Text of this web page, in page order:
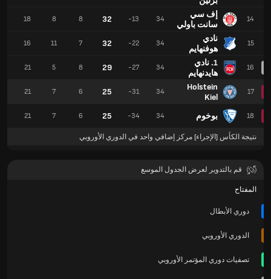
14
إف سي
سانت باولي
15
نادي
هوفنهايم
16
1. نادي
هايدنهايم
17
Holstein
Kiel
18 بوخوم
34
-13
32
8
8
18
34
-22
32
7
11
16
34
-27
29
8
5
21
34
-31
25
6
7
21
34
-34
25
6
7
21
نتيجة الكأس [الإجراء] مركز إضافي واحد في الدوري الأوروبي
قم بالتدوير لعرض الجدول الموسع
المفتاح
دوري الأبطال
الدوري الأوروبي
تصفيات دوري المؤتمر الأوروبي